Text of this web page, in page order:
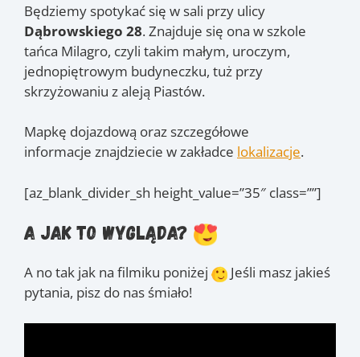
Będziemy spotykać się w sali przy ulicy
Dąbrowskiego 28. Znajduje się ona w szkole
tańca Milagro, czyli takim małym, uroczym,
jednopiętrowym budyneczku, tuż przy
skrzyżowaniu z aleją Piastów.
Mapkę dojazdową oraz szczegółowe
informacje znajdziecie w zakładce lokalizacje.
[az_blank_divider_sh height_value=”35″ class=””]
A jak to wygląda?
A no tak jak na filmiku poniżej
Jeśli masz jakieś
pytania, pisz do nas śmiało!